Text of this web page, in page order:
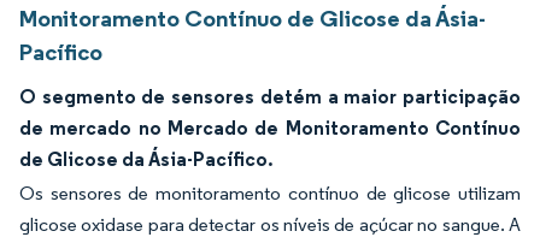
Monitoramento Contínuo de Glicose da Ásia-
Pacífico
O segmento de sensores detém a maior participação
de mercado no Mercado de Monitoramento Contínuo
de Glicose da Ásia-Pacífico.
Os sensores de monitoramento contínuo de glicose utilizam
glicose oxidase para detectar os níveis de açúcar no sangue. A